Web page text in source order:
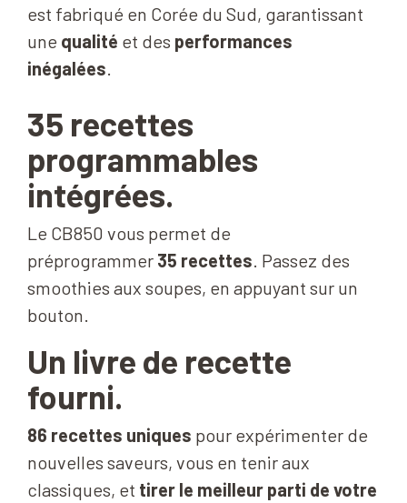
est fabriqué en Corée du Sud, garantissant
une qualité et des performances
inégalées.
35 recettes
programmables
intégrées.
Le CB850 vous permet de
préprogrammer 35 recettes. Passez des
smoothies aux soupes, en appuyant sur un
bouton.
Un livre de recette
fourni.
86 recettes uniques pour expérimenter de
nouvelles saveurs, vous en tenir aux
classiques, et tirer le meilleur parti de votre